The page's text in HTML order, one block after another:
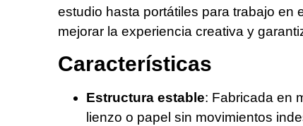
estudio hasta portátiles para trabajo en
mejorar la experiencia creativa y
Características
Estructura estable: Fabricada en
lienzo o papel sin movimientos